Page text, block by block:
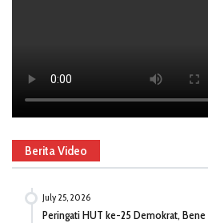
Berita Video
July 25, 2026
Peringati HUT ke-25 Demokrat,